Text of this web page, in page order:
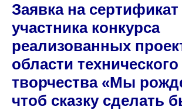
Заявка на сертификат
участника конкурса
реализованных
области технического
творчества «Мы
чтоб сказку сделать